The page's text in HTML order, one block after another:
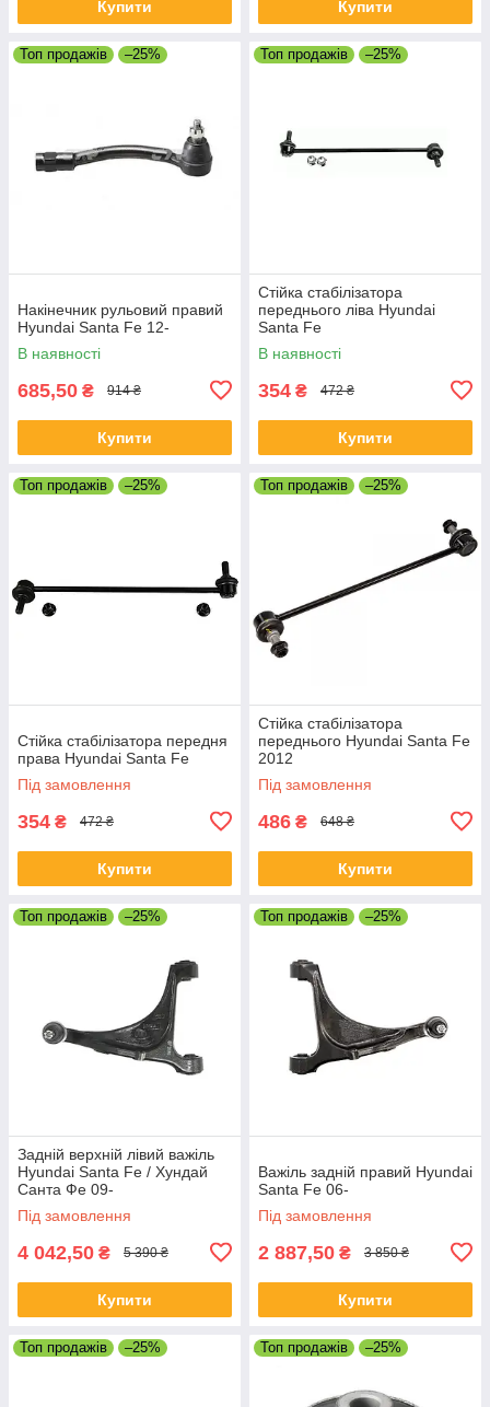
Купити Купити
Топ продажів –25%
Накінечник рульовий правий
Hyundai Santa Fe 12-
В наявності
685,50 ₴ 914 ₴
Купити
Топ продажів –25%
Стійка стабілізатора
переднього ліва Hyundai
Santa Fe
В наявності
354 ₴ 472 ₴
Купити
Топ продажів –25%
Стійка стабілізатора передня
права Hyundai Santa Fe
Під замовлення
354 ₴ 472 ₴
Купити
Топ продажів –25%
Стійка стабілізатора
переднього Hyundai Santa Fe
2012
Під замовлення
486 ₴ 648 ₴
Купити
Топ продажів –25%
Задній верхній лівий важіль
Hyundai Santa Fe / Хундай
Санта Фе 09-
Під замовлення
4 042,50 ₴ 5 390 ₴
Купити
Топ продажів –25%
Важіль задній правий Hyundai
Santa Fe 06-
Під замовлення
2 887,50 ₴ 3 850 ₴
Купити
Топ продажів –25% Топ продажів –25%